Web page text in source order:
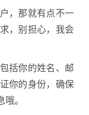
，那就有点不一
，别担心，我会
括你的姓名、邮
你的身份，确保
。